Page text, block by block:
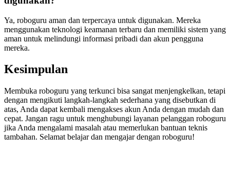
Ya, roboguru aman dan terpercaya untuk digunakan. Mereka
menggunakan teknologi keamanan terbaru dan memiliki sistem yang
aman untuk melindungi informasi pribadi dan akun pengguna
mereka.
Kesimpulan
Membuka roboguru yang terkunci bisa sangat menjengkelkan, tetapi
dengan mengikuti langkah-langkah sederhana yang disebutkan di
atas, Anda dapat kembali mengakses akun Anda dengan mudah dan
cepat. Jangan ragu untuk menghubungi layanan pelanggan roboguru
jika Anda mengalami masalah atau memerlukan bantuan teknis
tambahan. Selamat belajar dan mengajar dengan roboguru!